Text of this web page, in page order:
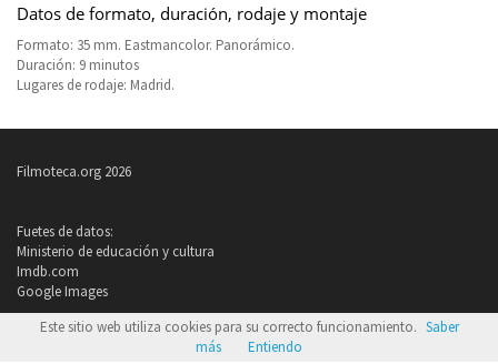
Datos de formato, duración, rodaje y montaje
Formato: 35 mm. Eastmancolor. Panorámico.
Duración: 9 minutos
Lugares de rodaje: Madrid.
Filmoteca.org 2026
Fuetes de datos:
Ministerio de educación y cultura
Imdb.com
Google Images
Política de privacidad
Este sitio web utiliza cookies para su correcto funcionamiento. Saber
más
Entiendo